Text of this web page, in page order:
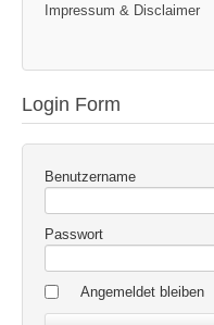
Impressum & Disclaimer
Login Form
Benutzername
Passwort
Angemeldet bleiben